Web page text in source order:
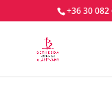
+36 30 082